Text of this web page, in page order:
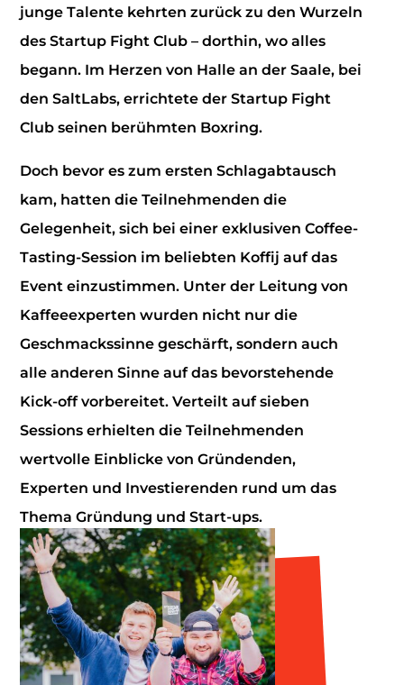
junge Talente kehrten zurück zu den Wurzeln
des Startup Fight Club – dorthin, wo alles
begann. Im Herzen von Halle an der Saale, bei
den SaltLabs, errichtete der Startup Fight
Club seinen berühmten Boxring.
Doch bevor es zum ersten Schlagabtausch
kam, hatten die Teilnehmenden die
Gelegenheit, sich bei einer exklusiven Coffee-
Tasting-Session im beliebten Koffij auf das
Event einzustimmen. Unter der Leitung von
Kaffeeexperten wurden nicht nur die
Geschmackssinne geschärft, sondern auch
alle anderen Sinne auf das bevorstehende
Kick-off vorbereitet. Verteilt auf sieben
Sessions erhielten die Teilnehmenden
wertvolle Einblicke von Gründenden,
Experten und Investierenden rund um das
Thema Gründung und Start-ups.